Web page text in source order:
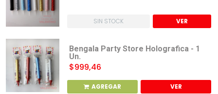
SIN STOCK VER
Bengala Party Store Holografica - 1
Un.
$999,46
AGREGAR VER